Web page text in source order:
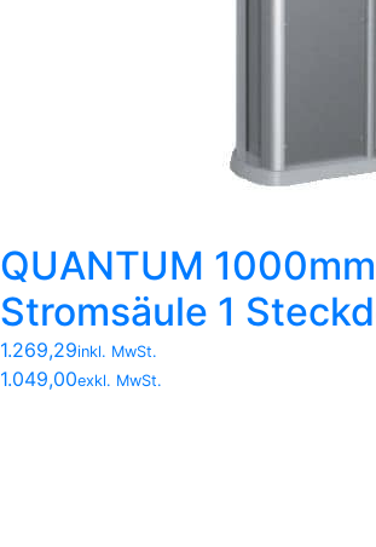
QUANTUM 1000mm
Stromsäule 1
1.269,29inkl. MwSt.
1.049,00exkl. MwSt.